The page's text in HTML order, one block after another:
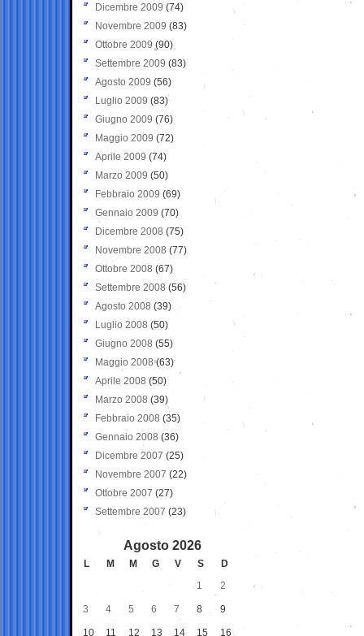
Dicembre 2009 (74)
Novembre 2009 (83)
Ottobre 2009 (90)
Settembre 2009 (83)
Agosto 2009 (56)
Luglio 2009 (83)
Giugno 2009 (76)
Maggio 2009 (72)
Aprile 2009 (74)
Marzo 2009 (50)
Febbraio 2009 (69)
Gennaio 2009 (70)
Dicembre 2008 (75)
Novembre 2008 (77)
Ottobre 2008 (67)
Settembre 2008 (56)
Agosto 2008 (39)
Luglio 2008 (50)
Giugno 2008 (55)
Maggio 2008(63)
Aprile 2008 (50)
Marzo 2008 (39)
Febbraio 2008 (35)
Gennaio 2008 (36)
Dicembre 2007 (25)
Novembre 2007 (22)
Ottobre 2007 (27)
Settembre 2007 (23)
Agosto 2026
L M M G V S
D
1
2
3 4 5 6 7 8 9
10 11 12 13 14 15 16